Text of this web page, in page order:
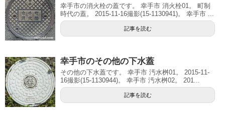
幸手市の消火栓の蓋です。 幸手市 消火栓01。 町制
時代の蓋。 2015-11-16撮影(15-1130941)。 幸手市 ...
記事を読む
幸手市のその他の下水蓋
その他の下水蓋です。 幸手市 汚水桝01。 2015-11-
16撮影(15-1130944)。 幸手市 汚水桝02。 201...
記事を読む